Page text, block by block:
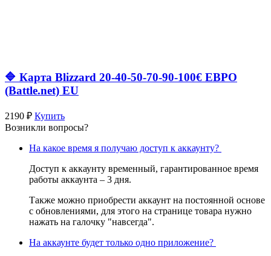
🔷 Карта Blizzard 20-40-50-70-90-100€ ЕВРО
(Battle.net) EU
2190 ₽ Купить
Возникли вопросы?
На какое время я получаю доступ к аккаунту?
Доступ к аккаунту временный, гарантированное время
работы аккаунта – 3 дня.
Также можно приобрести аккаунт на постоянной основе
с обновлениями, для этого на странице товара нужно
нажать на галочку "навсегда".
На аккаунте будет только одно приложение?